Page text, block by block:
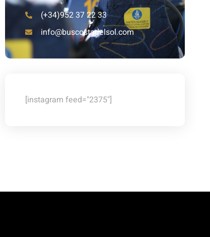
(+34)952 37 22 33
info@buscostadelsol.com
[instagram feed="2375"]